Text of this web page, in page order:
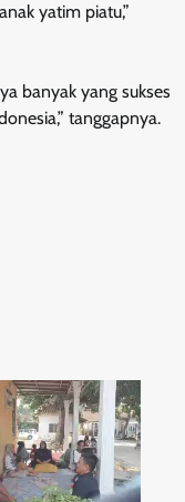
yatim piatu,”
banyak yang sukses
tanggapnya.